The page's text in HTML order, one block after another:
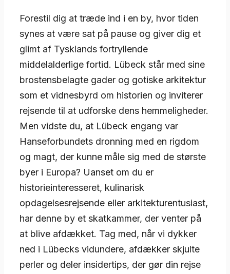
Forestil dig at træde ind i en by, hvor tiden
synes at være sat på pause og giver dig et
glimt af Tysklands fortryllende
middelalderlige fortid. Lübeck står med sine
brostensbelagte gader og gotiske arkitektur
som et vidnesbyrd om historien og inviterer
rejsende til at udforske dens hemmeligheder.
Men vidste du, at Lübeck engang var
Hanseforbundets dronning med en rigdom
og magt, der kunne måle sig med de største
byer i Europa? Uanset om du er
historieinteresseret, kulinarisk
opdagelsesrejsende eller arkitekturentusiast,
har denne by et skatkammer, der venter på
at blive afdækket. Tag med, når vi dykker
ned i Lübecks vidundere, afdækker skjulte
perler og deler insidertips, der gør din rejse